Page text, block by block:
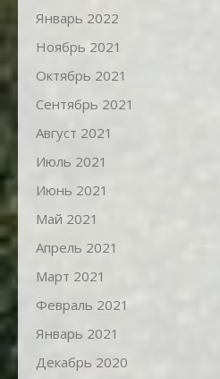
Январь 2022
Ноябрь 2021
Октябрь 2021
Сентябрь 2021
Август 2021
Июль 2021
Июнь 2021
Май 2021
Апрель 2021
Март 2021
Февраль 2021
Январь 2021
Декабрь 2020